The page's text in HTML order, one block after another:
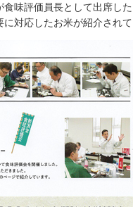
食味評価員長として出席し
対応したお米が紹介されて